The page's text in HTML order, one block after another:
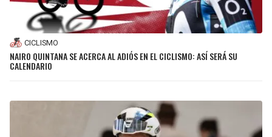
LIGA DE EXPANSIÓN MX
LEAGUES CUP
UEFA EUROPA LEAGUE
UEFA CONFERENCE LEAGUE
MLS
RAIDERS
CHARGERS
CAVALIERS
PISTONS
CICLISMO
NAIRO QUINTANA SE ACERCA AL ADIÓS EN EL CICLISMO: ASÍ SERÁ SU
CALENDARIO